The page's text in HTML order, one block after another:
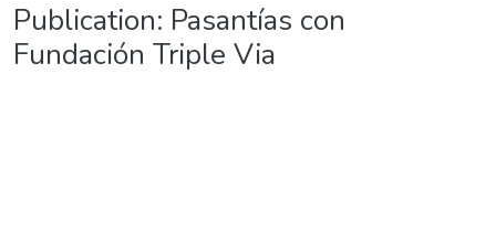
Publication: Pasantías con
Fundación Triple Via